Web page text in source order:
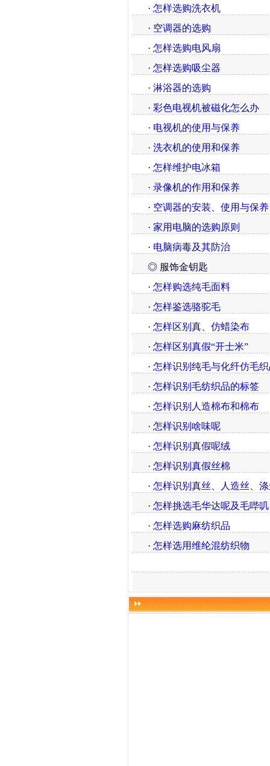
· 怎样选购洗衣机
· 空调器的选购
· 怎样选购电风扇
· 怎样选购吸尘器
· 淋浴器的选购
· 彩色电视机被磁化怎么办
· 电视机的使用与保养
· 洗衣机的使用和保养
· 怎样维护电冰箱
· 录像机的作用和保养
· 空调器的安装、使用与保养
· 家用电脑的选购原则
· 电脑病毒及其防治
◎ 服饰金钥匙
· 怎样购选纯毛面料
· 怎样鉴选骆驼毛
· 怎样区别真、仿蜡染布
· 怎样区别真假“开士米”
· 怎样识别纯毛与化纤仿毛
· 怎样识别毛纺织品的标签
· 怎样识别人造棉布和棉布
· 怎样识别啥味呢
· 怎样识别真假呢绒
· 怎样识别真假丝棉
· 怎样识别真丝、人造丝、
· 怎样挑选毛华达呢及毛哔叽
· 怎样选购麻纺织品
· 怎样选用维纶混纺织物